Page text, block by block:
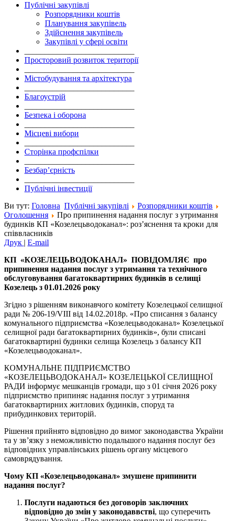
Публічні закупівлі
Розпорядники коштів
Планування закупівель
Здійснення закупівель
Закупівлі у сфері освіти
Просторовий розвиток території
Містобудування та архітектура
Благоустрій
Безпека і оборона
Місцеві вибори
Сторінка профспілки
Безбар’єрність
Публічні інвестиції
Ви тут: Головна Публічні закупівлі
Розпорядники коштів
Оголошення
Про припинення надання послуг з утримання
будинків КП «Козелецьводоканал»: роз’яснення та кроки для
співвласників
Друк | E-mail
КП «КОЗЕЛЕЦЬВОДОКАНАЛ» ПОВІДОМЛЯЄ про
припинення надання послуг з утримання та технічного
обслуговування багатоквартирних будинків в селищі
Козелець з 01.01.2026 року
Згідно з рішенням виконавчого комітету Козелецької селищної
ради № 206-19/VIII від 14.02.2018р. «Про списання з балансу
комунального підприємства «Козелецьводоканал» Козелецької
селищної ради багатоквартирних будинків», були списані
багатоквартирні будинки селища Козелець з балансу КП
«Козелецьводоканал».
КОМУНАЛЬНЕ ПІДПРИЄМСТВО
«КОЗЕЛЕЦЬВОДОКАНАЛ» КОЗЕЛЕЦЬКОЇ СЕЛИЩНОЇ
РАДИ інформує мешканців громади, що з 01 січня 2026 року
підприємство припиняє надання послуг з утримання
багатоквартирних житлових будинків, споруд та
прибудинкових територій.
Рішення прийнято відповідно до вимог законодавства України
та у зв’язку з неможливістю подальшого надання послуг без
відповідних управлінських рішень органу місцевого
самоврядування.
Чому КП «Козелецьводоканал» змушене припинити
надання послуг?
Послуги надаються без договорів заключних
відповідно до змін у законодаввстві, що суперечить